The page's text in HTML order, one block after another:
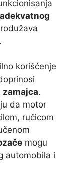
korišćenje
.
da motor
ručicom
mogu
automobila i